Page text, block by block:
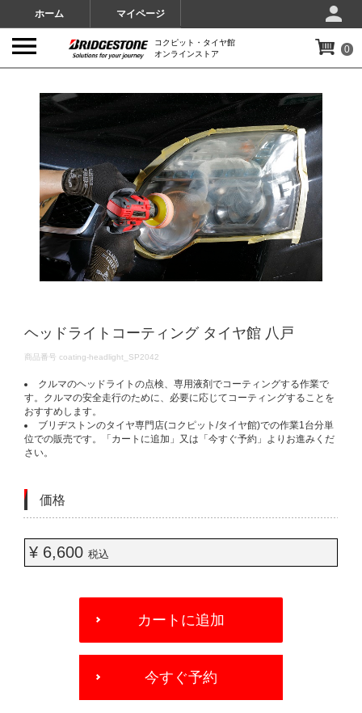
ホーム マイページ
コクピット・タイヤ館
オンラインストア
0
ヘッドライトコーティング タイヤ館 八戸
DETAILS
商品番号 coating-headlight_SP2042
クルマのヘッドライトの点検、専用液剤でコーティングする作業で
す。クルマの安全走行のために、必要に応じてコーティングすることを
おすすめします。
ブリヂストンのタイヤ専門店(コクピット/タイヤ館)での作業1台分単
位での販売です。「カートに追加」又は「今すぐ予約」よりお進みくだ
さい。
価格
¥ 6,600 税込
OPTIONS
カートに追加
今すぐ予約